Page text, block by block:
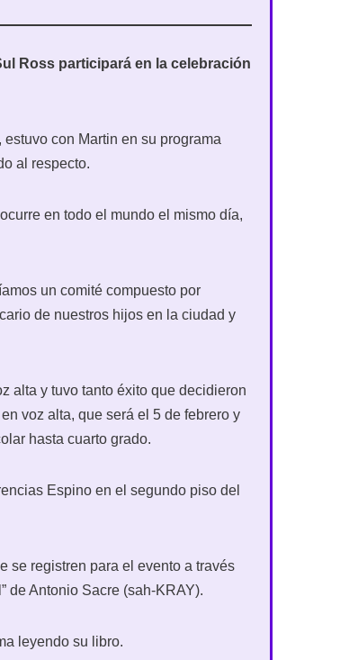
Ross participará en la celebración
con Martin en su programa
al respecto.
en todo el mundo el mismo día,
un comité compuesto por
de nuestros hijos en la ciudad y
alta y tuvo tanto éxito que decidieron
voz alta, que será el 5 de febrero y
hasta cuarto grado.
Espino en el segundo piso del
se registren para el evento a través
de Antonio Sacre (sah-KRAY).
leyendo su libro.